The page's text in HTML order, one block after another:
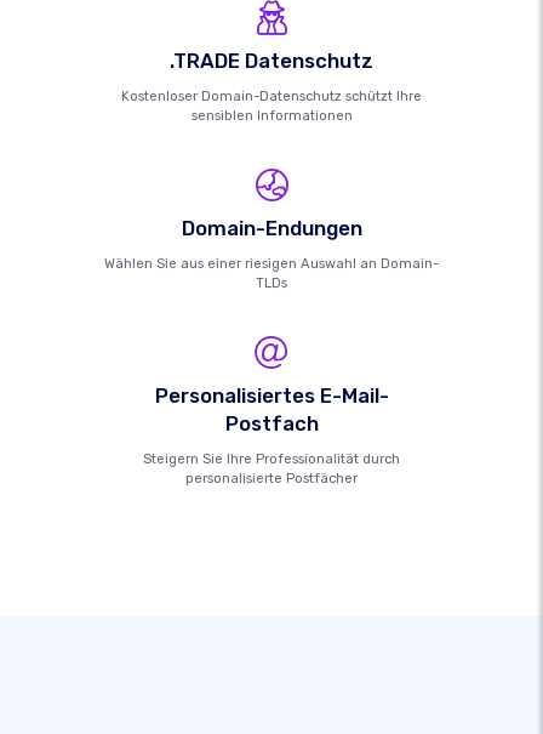
.TRADE Datenschutz
Kostenloser Domain-Datenschutz schützt Ihre
sensiblen Informationen
Domain-Endungen
Wählen Sie aus einer riesigen Auswahl an Domain-
TLDs
Personalisiertes E-Mail-
Postfach
Steigern Sie Ihre Professionalität durch
personalisierte Postfächer